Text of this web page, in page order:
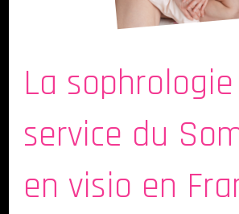
La
service du
en visio en